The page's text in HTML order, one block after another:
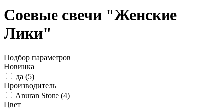
Соевые свечи "Женские
Лики"
Подбор параметров
Новинка
да (5)
Производитель
Anuran Stone (4)
Цвет